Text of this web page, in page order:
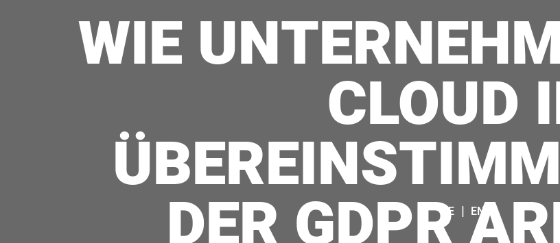
DE | EN
WIE
CLOUD